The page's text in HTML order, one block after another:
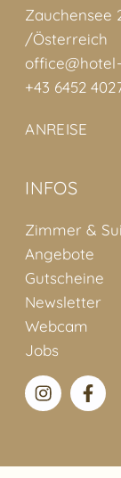
Zauchensee
/Österreich
+43 6452
ANREISE
INFOS
Zimmer &
Angebote
Gutscheine
Newsletter
Webcam
Jobs